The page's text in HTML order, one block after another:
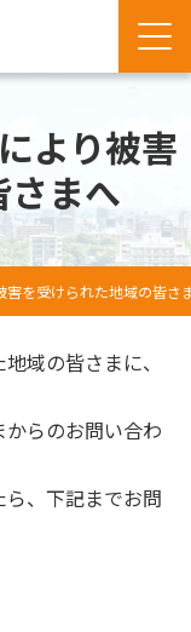
より被害
まへ
を受けられた地域の皆さ
域の皆さまに、
らのお問い合わ
、下記までお問